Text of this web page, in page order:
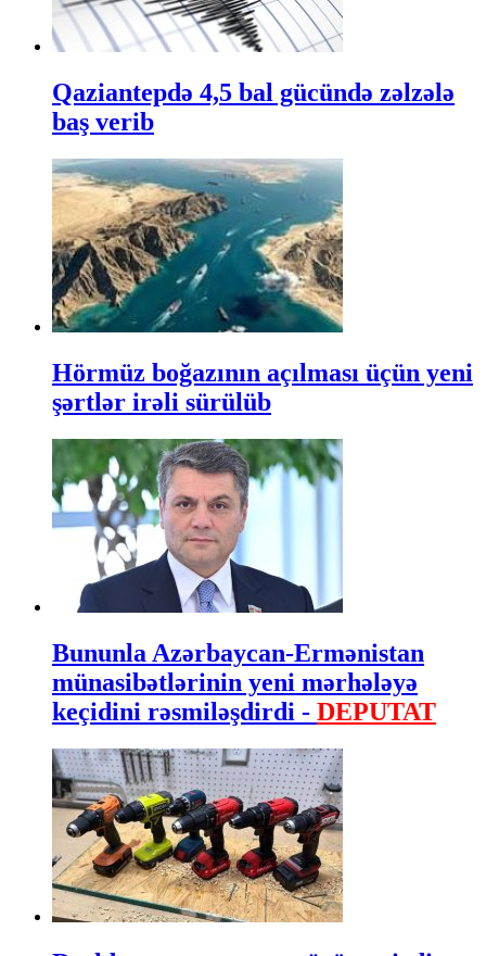
Qaziantepdə 4,5 bal gücündə zəlzələ
baş verib
Hörmüz boğazının açılması üçün yeni
şərtlər irəli sürülüb
Bununla Azərbaycan-Ermənistan
münasibətlərinin yeni mərhələyə
keçidini rəsmiləşdirdi - DEPUTAT